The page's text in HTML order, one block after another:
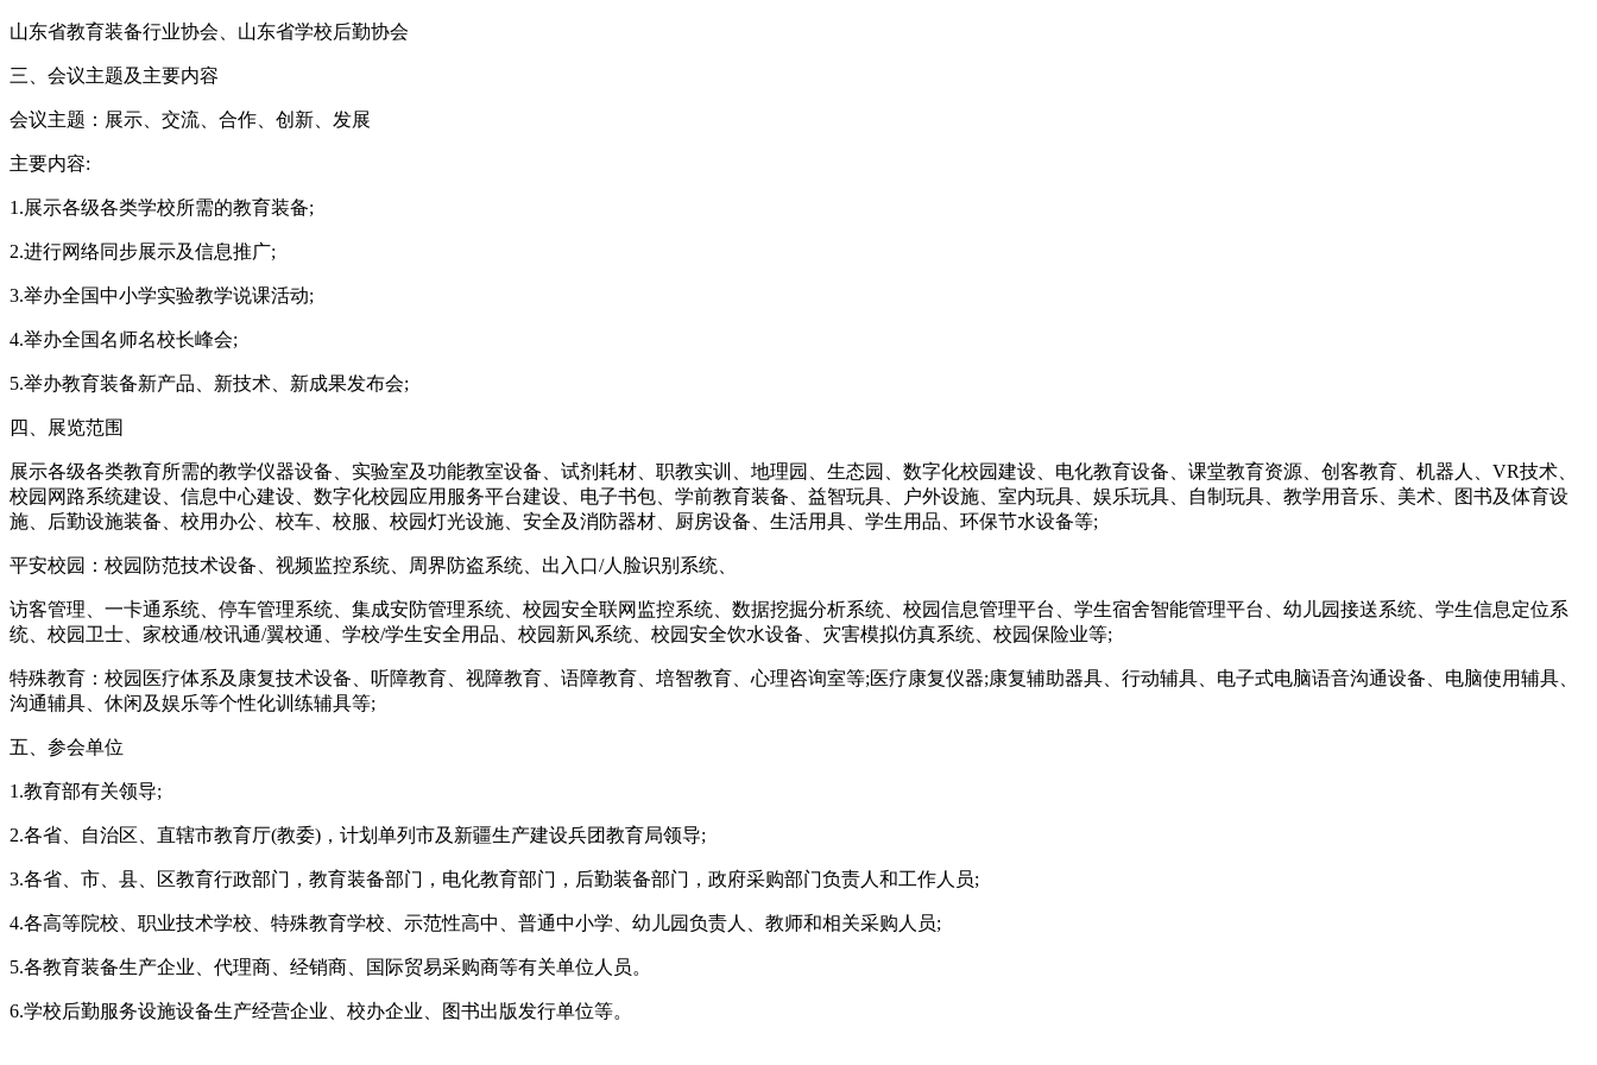
山东省教育装备行业协会、山东省学校后勤协会
三、会议主题及主要内容
会议主题：展示、交流、合作、创新、发展
主要内容:
1.展示各级各类学校所需的教育装备;
2.进行网络同步展示及信息推广;
3.举办全国中小学实验教学说课活动;
4.举办全国名师名校长峰会;
5.举办教育装备新产品、新技术、新成果发布会;
四、展览范围
展示各级各类教育所需的教学仪器设备、实验室及功能教室设备、试剂耗材、职教实训、地理园、生态园、数字化校园建设、电化教育设备、课堂教育资源、创客教育、机器人、VR技术、
校园网路系统建设、信息中心建设、数字化校园应用服务平台建设、电子书包、学前教育装备、益智玩具、户外设施、室内玩具、娱乐玩具、自制玩具、教学用音乐、美术、图书及体育设
施、后勤设施装备、校用办公、校车、校服、校园灯光设施、安全及消防器材、厨房设备、生活用具、学生用品、环保节水设备等;
平安校园：校园防范技术设备、视频监控系统、周界防盗系统、出入口/人脸识别系统、
访客管理、一卡通系统、停车管理系统、集成安防管理系统、校园安全联网监控系统、数据挖掘分析系统、校园信息管理平台、学生宿舍智能管理平台、幼儿园接送系统、学生信息定位系
统、校园卫士、家校通/校讯通/翼校通、学校/学生安全用品、校园新风系统、校园安全饮水设备、灾害模拟仿真系统、校园保险业等;
特殊教育：校园医疗体系及康复技术设备、听障教育、视障教育、语障教育、培智教育、心理咨询室等;医疗康复仪器;康复辅助器具、行动辅具、电子式电脑语音沟通设备、电脑使用辅具、
沟通辅具、休闲及娱乐等个性化训练辅具等;
五、参会单位
1.教育部有关领导;
2.各省、自治区、直辖市教育厅(教委)，计划单列市及新疆生产建设兵团教育局领导;
3.各省、市、县、区教育行政部门，教育装备部门，电化教育部门，后勤装备部门，政府采购部门负责人和工作人员;
4.各高等院校、职业技术学校、特殊教育学校、示范性高中、普通中小学、幼儿园负责人、教师和相关采购人员;
5.各教育装备生产企业、代理商、经销商、国际贸易采购商等有关单位人员。
6.学校后勤服务设施设备生产经营企业、校办企业、图书出版发行单位等。